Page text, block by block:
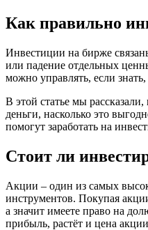
Как правильно
Инвестиции на бирже
или падение отдельных
можно управлять, если
В этой статье мы
деньги, насколько это
помогут заработать на
Стоит ли
Акции – один из самых
инструментов. Покупая
а значит имеете право на
прибыль, растёт и цена